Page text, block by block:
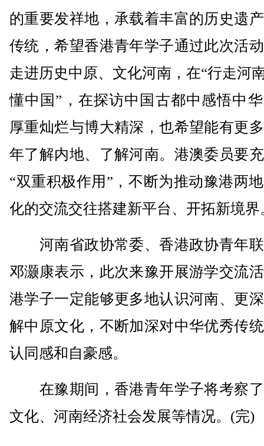
的重要发祥地，承载着丰富的历史遗
传统，希望香港青年学子通过此次活
走进历史中原、文化河南，在“行走河
懂中国”，在探访中国古都中感悟中
厚重灿烂与博大精深，也希望能有更
年了解内地、了解河南。港澳委员要
“双重积极作用”，不断为推动豫港两
化的交流交往搭建新平台、开拓新境界
河南省政协常委、香港政协青年
邓灏康表示，此次来豫开展游学交流
港学子一定能够更多地认识河南、更
解中原文化，不断加深对中华优秀传
认同感和自豪感。
在豫期间，香港青年学子将考察
文化、河南经济社会发展等情况。(完)